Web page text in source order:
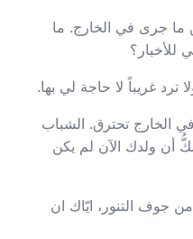
ما جرى في الخارج. ما
للأخبار؟
ترد غريباً لا حاجة لي بها.
الخارج تحترق. الشباب
أن ولدك الآن لم يكن
جوف التنور، ايّاك ان